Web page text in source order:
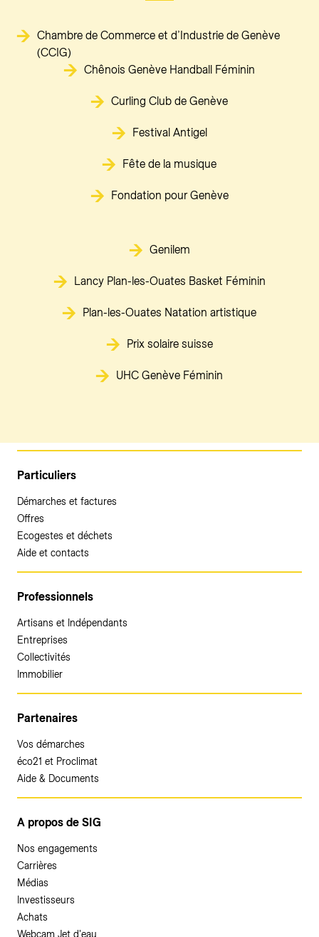
Chambre de Commerce et d’Industrie de Genève
(CCIG)
Chênois Genève Handball Féminin
Curling Club de Genève
Festival Antigel
Fête de la musique
Fondation pour Genève
Genilem
Lancy Plan-les-Ouates Basket Féminin
Plan-les-Ouates Natation artistique
Prix solaire suisse
UHC Genève Féminin
Particuliers
Démarches et factures
Offres
Ecogestes et déchets
Aide et contacts
Professionnels
Artisans et Indépendants
Entreprises
Collectivités
Immobilier
Partenaires
Vos démarches
éco21 et Proclimat
Aide & Documents
A propos de SIG
Nos engagements
Carrières
Médias
Investisseurs
Achats
Webcam Jet d'eau